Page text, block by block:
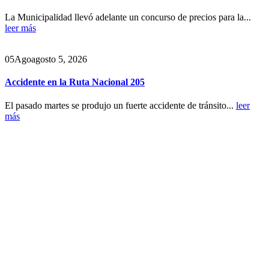
La Municipalidad llevó adelante un concurso de precios para la...
leer más
05Agoagosto 5, 2026
Accidente en la Ruta Nacional 205
El pasado martes se produjo un fuerte accidente de tránsito... leer
más